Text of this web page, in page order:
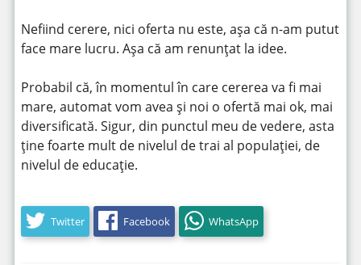
Nefiind cerere, nici oferta nu este, așa că n-am putut
face mare lucru. Așa că am renunțat la idee.
Probabil că, în momentul în care cererea va fi mai
mare, automat vom avea și noi o ofertă mai ok, mai
diversificată. Sigur, din punctul meu de vedere, asta
ține foarte mult de nivelul de trai al populației, de
nivelul de educație.
Twitter Facebook WhatsApp